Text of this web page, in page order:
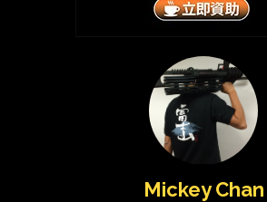
Mickey Chan